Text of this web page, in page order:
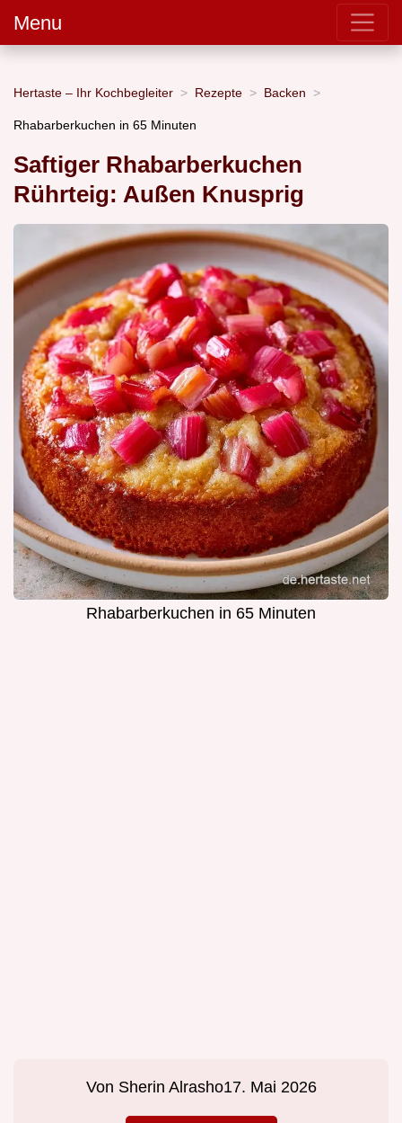
Menu
Hertaste – Ihr Kochbegleiter Rezepte Backen
Rhabarberkuchen in 65 Minuten
Saftiger Rhabarberkuchen
Rührteig: Außen Knusprig
Rhabarberkuchen in 65 Minuten
Von Sherin Alrasho17. Mai 2026